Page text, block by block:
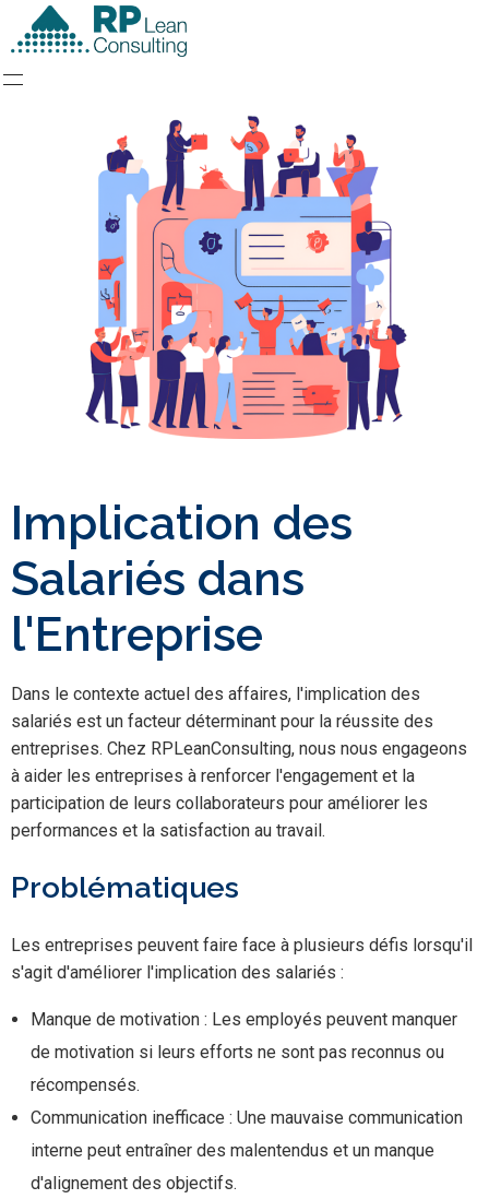
Implication des
Salariés dans
l'Entreprise
Dans le contexte actuel des affaires, l'implication des
salariés est un facteur déterminant pour la réussite des
entreprises. Chez RPLeanConsulting, nous nous engageons
à aider les entreprises à renforcer l'engagement et la
participation de leurs collaborateurs pour améliorer les
performances et la satisfaction au travail.
Problématiques
Les entreprises peuvent faire face à plusieurs défis lorsqu'il
s'agit d'améliorer l'implication des salariés :
Manque de motivation : Les employés peuvent manquer
de motivation si leurs efforts ne sont pas reconnus ou
récompensés.
Communication inefficace : Une mauvaise communication
interne peut entraîner des malentendus et un manque
d'alignement des objectifs.